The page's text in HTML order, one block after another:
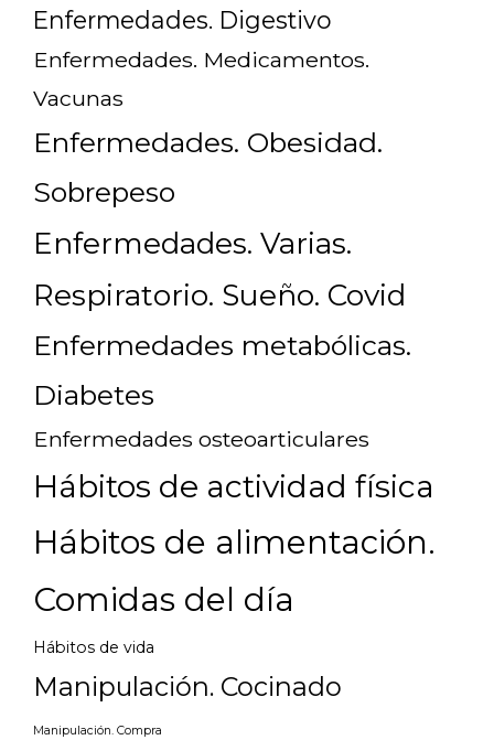
Enfermedades. Digestivo
Enfermedades. Medicamentos.
Vacunas
Enfermedades. Obesidad.
Sobrepeso
Enfermedades. Varias.
Respiratorio. Sueño. Covid
Enfermedades metabólicas.
Diabetes
Enfermedades osteoarticulares
Hábitos de actividad física
Hábitos de alimentación.
Comidas del día
Hábitos de vida
Manipulación. Cocinado
Manipulación. Compra